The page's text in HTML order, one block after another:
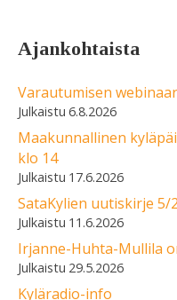
Ajankohtaista
Varautumisen
6.8.2026
Maakunnallinen
klo 14
17.6.2026
SataKylien uutiskirje 5/
11.6.2026
Irjanne-Huhta-Mullila
29.5.2026
Kyläradio-info